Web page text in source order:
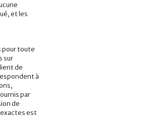
et les
pour toute
sur
de
à
par
de
est